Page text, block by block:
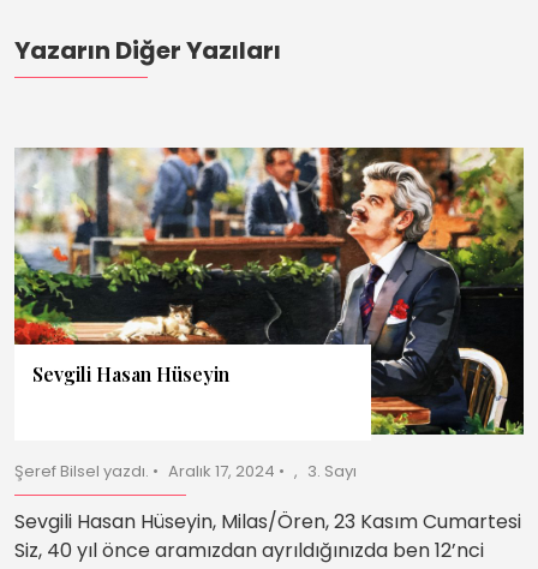
Yazarın Diğer Yazıları
Sevgili Hasan Hüseyin
Şeref Bilsel yazdı. Aralık 17, 2024 3. Sayı
Sevgili Hasan Hüseyin, Milas/Ören, 23 Kasım Cumartesi
Siz, 40 yıl önce aramızdan ayrıldığınızda ben 12’nci